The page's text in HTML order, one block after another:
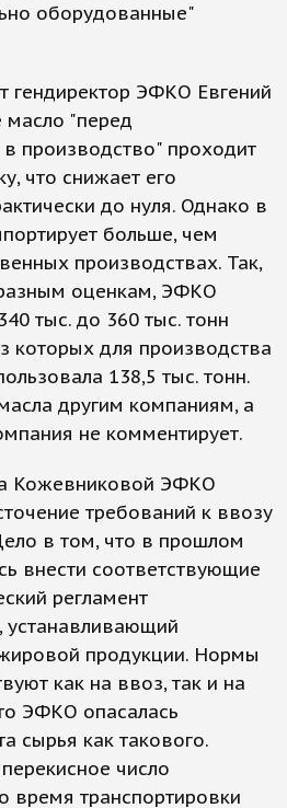
оборудованные"
гендиректор ЭФКО Евгений
"перед
производство" проходит
что снижает его
до нуля. Однако в
больше, чем
производствах. Так,
оценкам, ЭФКО
тыс. до 360 тыс. тонн
которых для производства
138,5 тыс. тонн.
другим компаниям, а
не комментирует.
Кожевниковой ЭФКО
требований к ввозу
в том, что в прошлом
внести соответствующие
регламент
продукции. Нормы
как на ввоз, так и на
ЭФКО опасалась
сырья как такового.
число
время транспортировки